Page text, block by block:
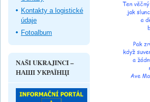
Kontakty a logistické
údaje
Fotoalbum
NAŠI UKRAJINCI –
НАШІ УКРАЇНЦІ